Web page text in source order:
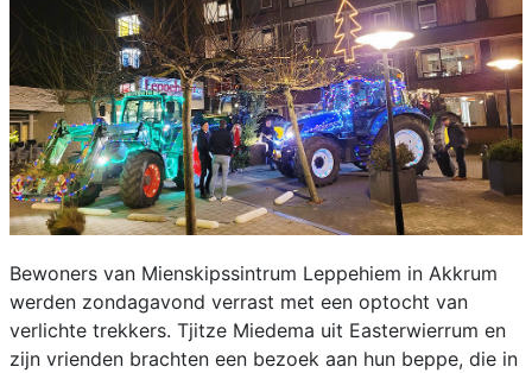
Bewoners van Mienskipssintrum Leppehiem in Akkrum
werden zondagavond verrast met een optocht van
verlichte trekkers. Tjitze Miedema uit Easterwierrum en
zijn vrienden brachten een bezoek aan hun beppe, die in